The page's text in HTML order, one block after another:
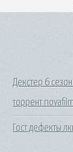
Декстер 6 сезон
торрент novafilm
Гост дефекты